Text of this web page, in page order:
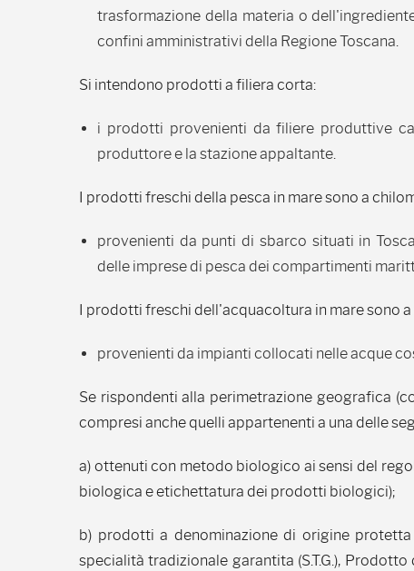
trasformazione della materia o
confini amministrativi della Regione Toscana.
Si intendono prodotti a filiera corta:
i prodotti provenienti da filiere produttive
produttore e la stazione appaltante.
I prodotti freschi della pesca in mare sono a
provenienti da punti di sbarco situati in
delle imprese di pesca dei compartimenti
I prodotti freschi dell'acquacoltura in mare sono
provenienti da impianti collocati nelle acque
Se rispondenti alla perimetrazione geografica
compresi anche quelli appartenenti a una delle
a) ottenuti con metodo biologico ai sensi del
biologica e etichettatura dei prodotti biologici);
b) prodotti a denominazione di origine protetta
specialità tradizionale garantita (S.T.G.),